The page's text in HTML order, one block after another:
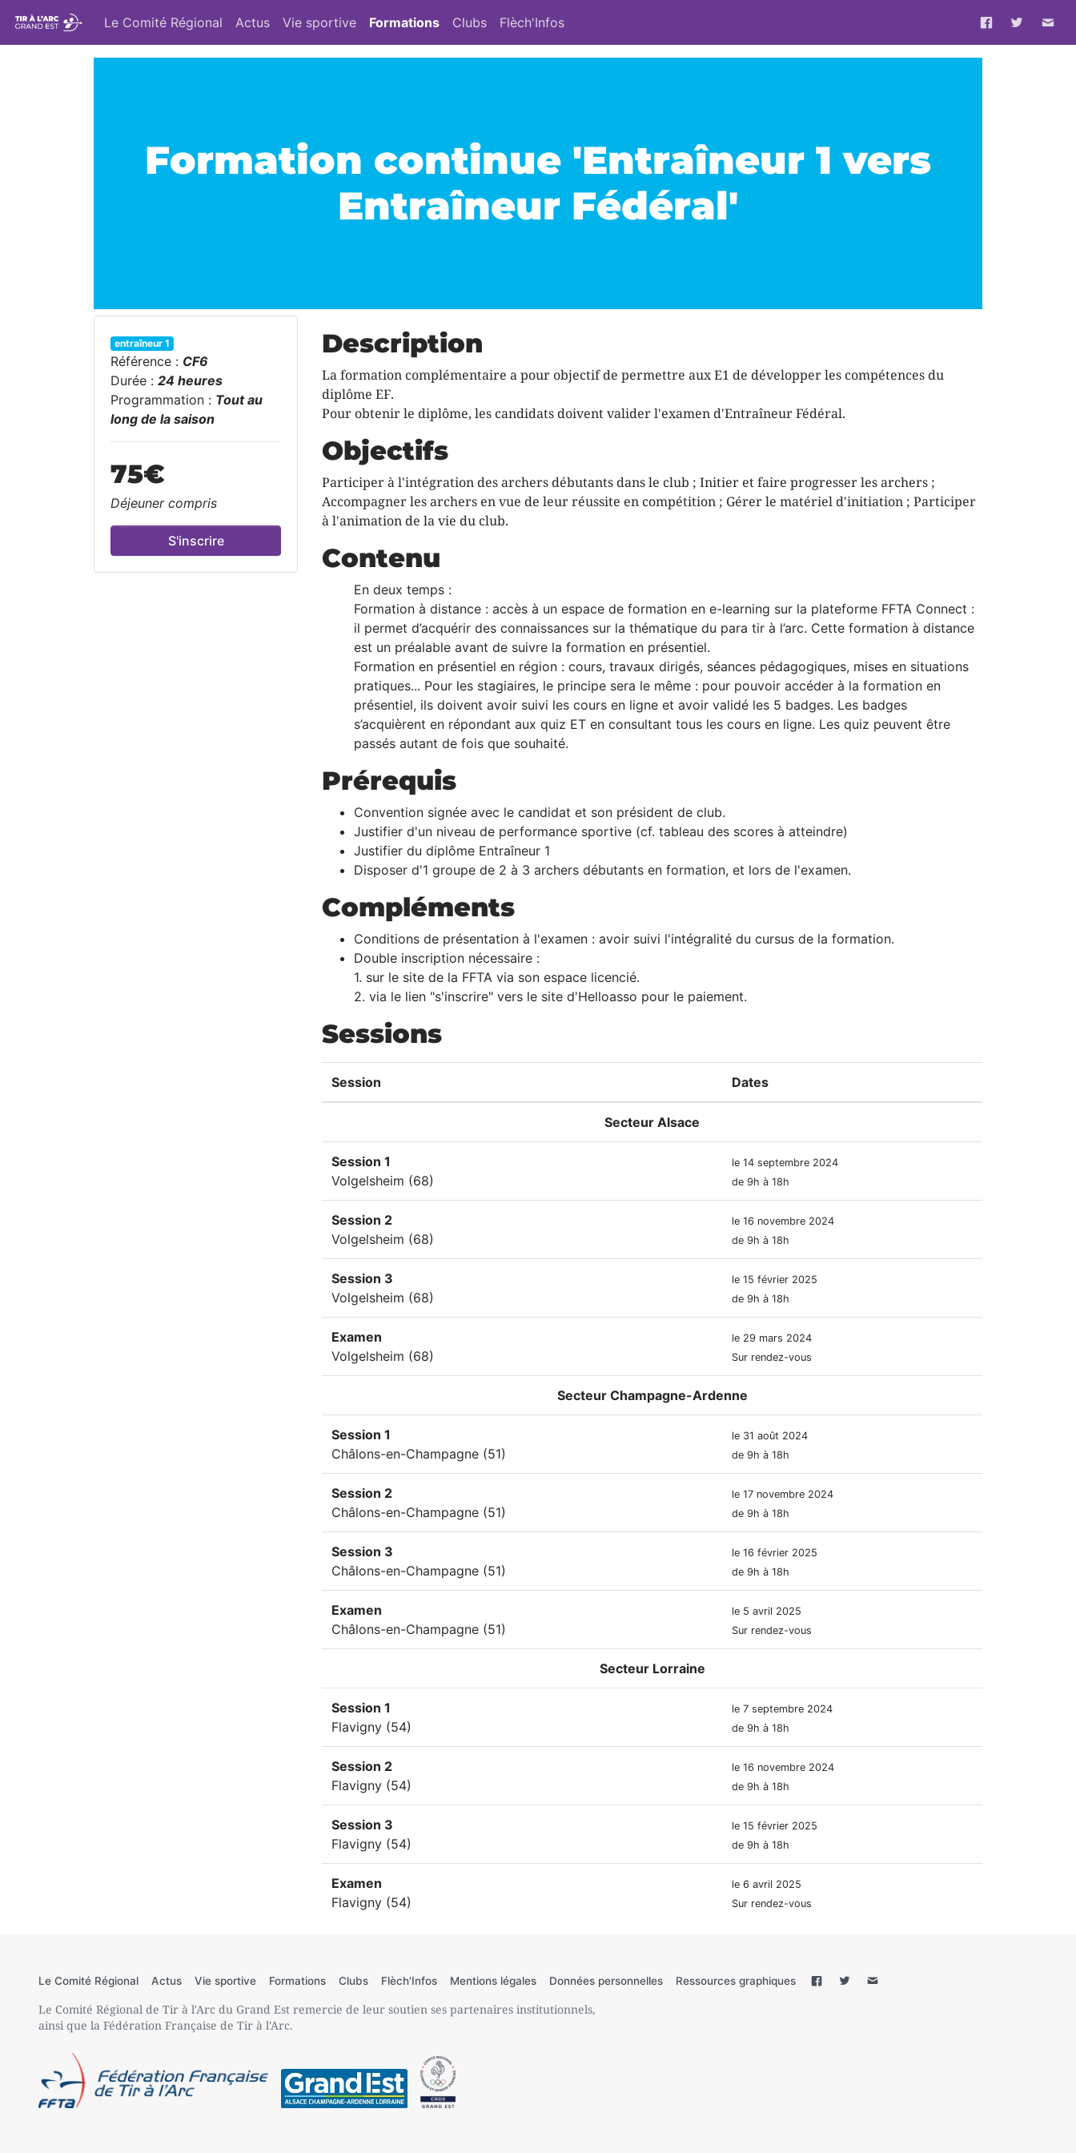
Le Comité Régional Actus Vie sportive Formations Clubs Flèch'Infos
Formation continue 'Entraîneur 1 vers
Entraîneur Fédéral'
entraîneur 1
Référence : CF6
Durée : 24 heures
Programmation : Tout au
long de la saison
75€
Déjeuner compris
S'inscrire
Description
La formation complémentaire a pour objectif de permettre aux E1 de développer les compétences du
diplôme EF.
Pour obtenir le diplôme, les candidats doivent valider l'examen d'Entraîneur Fédéral.
Objectifs
Participer à l'intégration des archers débutants dans le club ; Initier et faire progresser les archers ;
Accompagner les archers en vue de leur réussite en compétition ; Gérer le matériel d'initiation ; Participer
à l'animation de la vie du club.
Contenu
En deux temps :
Formation à distance : accès à un espace de formation en e-learning sur la plateforme FFTA Connect :
il permet d’acquérir des connaissances sur la thématique du para tir à l’arc. Cette formation à distance
est un préalable avant de suivre la formation en présentiel.
Formation en présentiel en région : cours, travaux dirigés, séances pédagogiques, mises en situations
pratiques... Pour les stagiaires, le principe sera le même : pour pouvoir accéder à la formation en
présentiel, ils doivent avoir suivi les cours en ligne et avoir validé les 5 badges. Les badges
s’acquièrent en répondant aux quiz ET en consultant tous les cours en ligne. Les quiz peuvent être
passés autant de fois que souhaité.
Prérequis
Convention signée avec le candidat et son président de club.
Justifier d'un niveau de performance sportive (cf. tableau des scores à atteindre)
Justifier du diplôme Entraîneur 1
Disposer d'1 groupe de 2 à 3 archers débutants en formation, et lors de l'examen.
Compléments
Conditions de présentation à l'examen : avoir suivi l'intégralité du cursus de la formation.
Double inscription nécessaire :
1. sur le site de la FFTA via son espace licencié.
2. via le lien "s'inscrire" vers le site d'Helloasso pour le paiement.
Sessions
Session Dates
Secteur Alsace
Session 1
Volgelsheim (68)
le 14 septembre 2024
de 9h à 18h
Session 2
Volgelsheim (68)
le 16 novembre 2024
de 9h à 18h
Session 3
Volgelsheim (68)
le 15 février 2025
de 9h à 18h
Examen
Volgelsheim (68)
le 29 mars 2024
Sur rendez-vous
Secteur Champagne-Ardenne
Session 1
Châlons-en-Champagne (51)
le 31 août 2024
de 9h à 18h
Session 2
Châlons-en-Champagne (51)
le 17 novembre 2024
de 9h à 18h
Session 3
Châlons-en-Champagne (51)
le 16 février 2025
de 9h à 18h
Examen
Châlons-en-Champagne (51)
le 5 avril 2025
Sur rendez-vous
Secteur Lorraine
Session 1
Flavigny (54)
le 7 septembre 2024
de 9h à 18h
Session 2
Flavigny (54)
le 16 novembre 2024
de 9h à 18h
Session 3
Flavigny (54)
le 15 février 2025
de 9h à 18h
Examen
Flavigny (54)
le 6 avril 2025
Sur rendez-vous
Le Comité Régional Actus Vie sportive Formations Clubs Flèch'Infos Mentions légales Données personnelles Ressources graphiques
Le Comité Régional de Tir à l'Arc du Grand Est remercie de leur soutien ses partenaires institutionnels,
ainsi que la Fédération Française de Tir à l'Arc.